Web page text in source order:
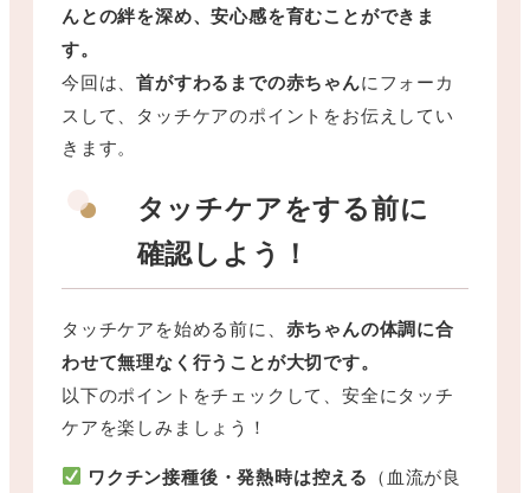
んとの絆を深め、安心感を育むことができま
す。
今回は、首がすわるまでの赤ちゃんにフォーカ
スして、タッチケアのポイントをお伝えしてい
きます。
タッチケアをする前に
確認しよう！
タッチケアを始める前に、 赤ちゃんの体調に合
わせて無理なく行うことが大切です。
以下のポイントをチェックして、安全にタッチ
ケアを楽しみましょう！
ワクチン接種後・発熱時は控える （血流が良